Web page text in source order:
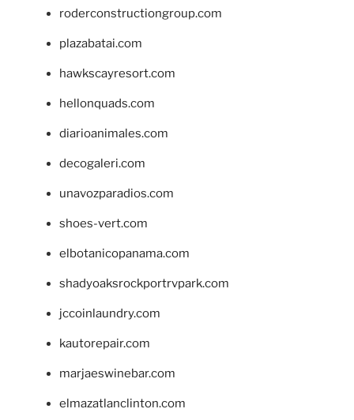
roderconstructiongroup.com
plazabatai.com
hawkscayresort.com
hellonquads.com
diarioanimales.com
decogaleri.com
unavozparadios.com
shoes-vert.com
elbotanicopanama.com
shadyoaksrockportrvpark.com
jccoinlaundry.com
kautorepair.com
marjaeswinebar.com
elmazatlanclinton.com